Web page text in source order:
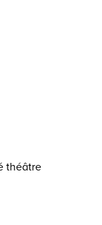
théâtre